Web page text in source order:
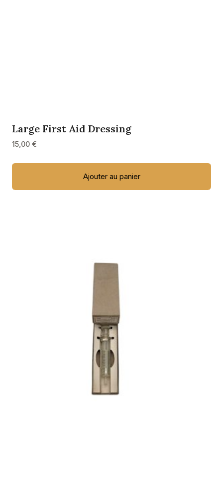
Large First Aid Dressing
15,00 €
Ajouter au panier